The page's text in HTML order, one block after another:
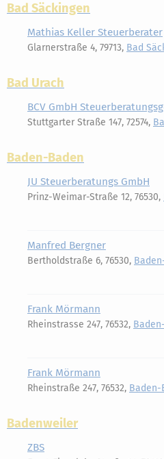
Bad Säckingen
Mathias Keller Steuerberater
Glarnerstraße 4, 79713, Bad
Bad Urach
BCV GmbH
Stuttgarter Straße 147, 72574,
Baden-Baden
JU Steuerberatungs GmbH
Prinz-Weimar-Straße 12, 76530,
Manfred Bergner
Bertholdstraße 6, 76530,
Frank Mörmann
Rheinstrasse 247, 76532,
Frank Mörmann
Rheinstraße 247, 76532, Baden-
Badenweiler
ZBS